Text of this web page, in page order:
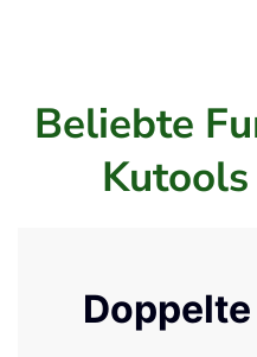
Beliebte